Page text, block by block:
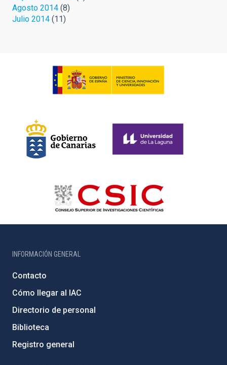
Agosto 2014 (8)
Julio 2014 (11)
INFORMACIÓN GENERAL
Contacto
Cómo llegar al IAC
Directorio de personal
Biblioteca
Registro general